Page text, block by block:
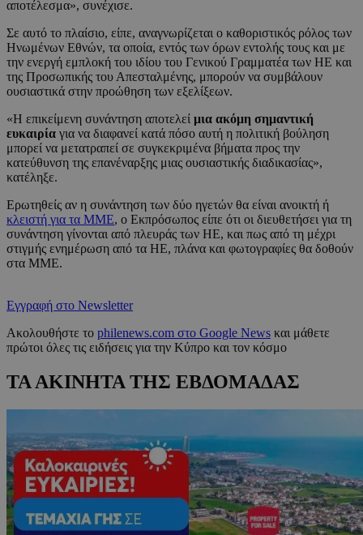
αποτέλεσμα», συνέχισε.
Σε αυτό το πλαίσιο, είπε, αναγνωρίζεται ο καθοριστικός ρόλος των
Ηνωμένων Εθνών, τα οποία, εντός των όρων εντολής τους και με
την ενεργή εμπλοκή του ιδίου του Γενικού Γραμματέα των ΗΕ και
της Προσωπικής του Απεσταλμένης, μπορούν να συμβάλουν
ουσιαστικά στην προώθηση των εξελίξεων.
«Η επικείμενη συνάντηση αποτελεί μια ακόμη σημαντική
ευκαιρία για να διαφανεί κατά πόσο αυτή η πολιτική βούληση
μπορεί να μετατραπεί σε συγκεκριμένα βήματα προς την
κατεύθυνση της επανέναρξης μιας ουσιαστικής διαδικασίας»,
κατέληξε.
Ερωτηθείς αν η συνάντηση των δύο ηγετών θα είναι ανοικτή ή
κλειστή για τα ΜΜΕ, ο Εκπρόσωπος είπε ότι οι διευθετήσει για τη
συνάντηση γίνονται από πλευράς των ΗΕ, και πως από τη μέχρι
στιγμής ενημέρωση από τα ΗΕ, πλάνα και φωτογραφίες θα δοθούν
στα ΜΜΕ.
Εγγραφή στο Newsletter
Ακολουθήστε το philenews.com στο Google News και μάθετε
πρώτοι όλες τις ειδήσεις για την Κύπρο και τον κόσμο
ΤΑ ΑΚΙΝΗΤΑ ΤΗΣ ΕΒΔΟΜΑΔΑΣ